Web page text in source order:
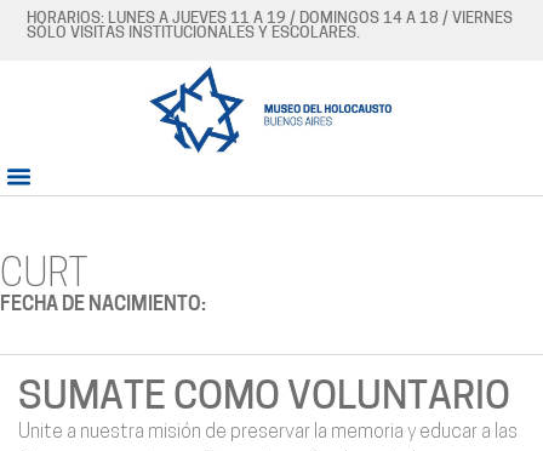
HORARIOS: LUNES A JUEVES 11 A 19 / DOMINGOS 14 A 18 / VIERNES
SÓLO VISITAS INSTITUCIONALES Y ESCOLARES.
CURT
FECHA DE NACIMIENTO:
SUMATE COMO VOLUNTARIO
Unite a nuestra misión de preservar la memoria y educar a las